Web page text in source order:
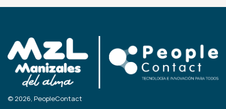
© 2026, PeopleContact